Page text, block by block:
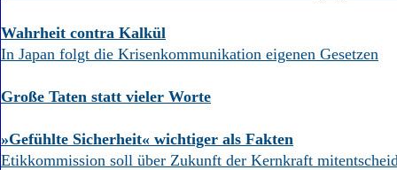
Wahrheit contra Kalkül
In Japan folgt die Krisenkommunikation eigenen Gesetzen
Große Taten statt vieler Worte
»Gefühlte Sicherheit« wichtiger als Fakten
Etikkommission soll über Zukunft der Kernkraft